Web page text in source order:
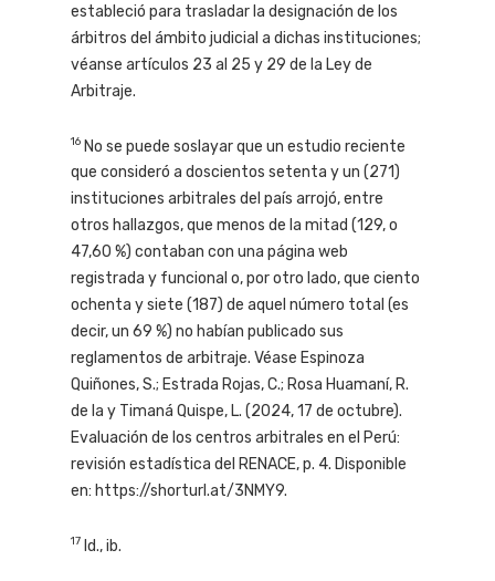
estableció para trasladar la designación de los
árbitros del ámbito judicial a dichas instituciones;
véanse artículos 23 al 25 y 29 de la Ley de
Arbitraje.
16 No se puede soslayar que un estudio reciente
que consideró a doscientos setenta y un (271)
instituciones arbitrales del país arrojó, entre
otros hallazgos, que menos de la mitad (129, o
47,60 %) contaban con una página web
registrada y funcional o, por otro lado, que ciento
ochenta y siete (187) de aquel número total (es
decir, un 69 %) no habían publicado sus
reglamentos de arbitraje. Véase Espinoza
Quiñones, S.; Estrada Rojas, C.; Rosa Huamaní, R.
de la y Timaná Quispe, L. (2024, 17 de octubre).
Evaluación de los centros arbitrales en el Perú:
revisión estadística del RENACE, p. 4. Disponible
en: https://shorturl.at/3NMY9.
17 Id., ib.